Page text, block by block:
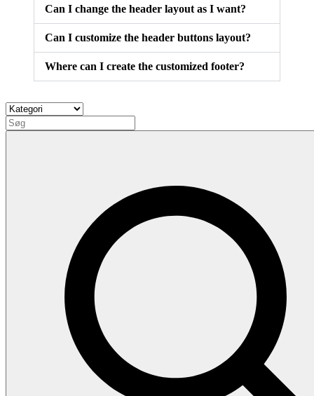
Can I change the header layout as I want?
Can I customize the header buttons layout?
Where can I create the customized footer?